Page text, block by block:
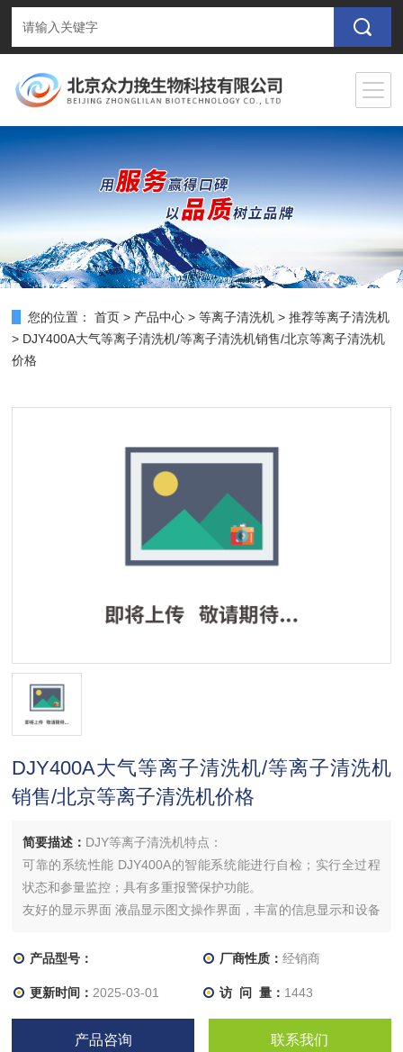
您的位置： 首页 > 产品中心 >等离子清洗机 >推荐等离子清洗机
> DJY400A大气等离子清洗机/等离子清洗机销售/北京等离子清洗机
价格
DJY400A大气等离子清洗机/等离子清洗机
销售/北京等离子清洗机价格
简要描述： DJY等离子清洗机特点：
可靠的系统性能 DJY400A的智能系统能进行自检；实行全过程
状态和参量监控；具有多重报警保护功能。
友好的显示界面 液晶显示图文操作界面，丰富的信息显示和设备
灵活的控制方式 可实现主机面板控制或外部的近、远程控制；可
产品型号： 厂商性质： 经销商
更新时间： 2025-03-01 访 问 量： 1443
产品咨询 联系我们